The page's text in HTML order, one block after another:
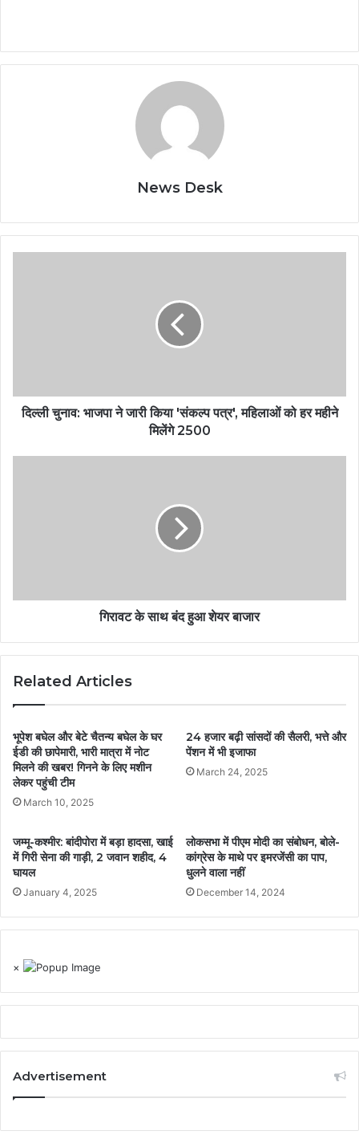
News Desk
दिल्ली चुनाव: भाजपा ने जारी किया 'संकल्प पत्र', महिलाओं को हर महीने
मिलेंगे 2500
गिरावट के साथ बंद हुआ शेयर बाजार
Related Articles
भूपेश बघेल और बेटे चैतन्य बघेल के घर
ईडी की छापेमारी, भारी मात्रा में नोट
मिलने की खबर! गिनने के लिए मशीन
लेकर पहुंची टीम
March 10, 2025
24 हजार बढ़ी सांसदों की सैलरी, भत्ते और
पेंशन में भी इजाफा
March 24, 2025
जम्मू-कश्मीर: बांदीपोरा में बड़ा हादसा, खाई
में गिरी सेना की गाड़ी, 2 जवान शहीद, 4
घायल
January 4, 2025
लोकसभा में पीएम मोदी का संबोधन, बोले-
कांग्रेस के माथे पर इमरजेंसी का पाप,
धुलने वाला नहीं
December 14, 2024
×
Advertisement